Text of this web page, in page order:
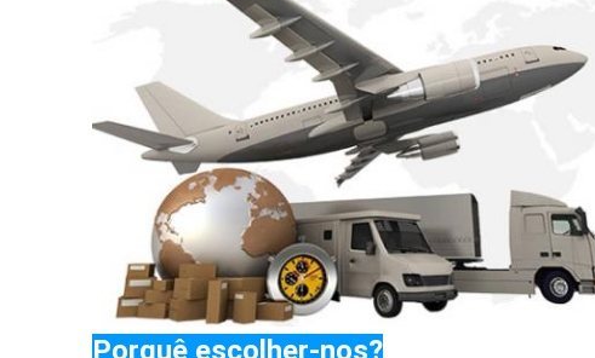
Porquê escolher-nos?